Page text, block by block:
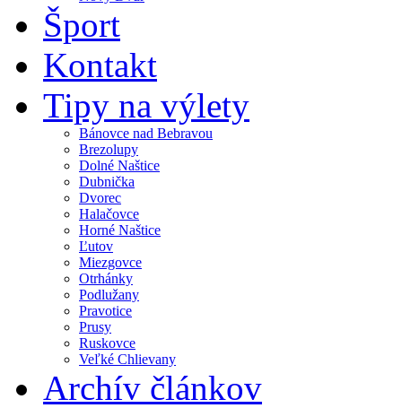
Šport
Kontakt
Tipy na výlety
Bánovce nad Bebravou
Brezolupy
Dolné Naštice
Dubnička
Dvorec
Halačovce
Horné Naštice
Ľutov
Miezgovce
Otrhánky
Podlužany
Pravotice
Prusy
Ruskovce
Veľké Chlievany
Archív článkov